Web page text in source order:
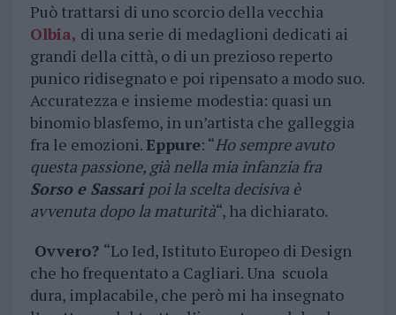
Può trattarsi di uno scorcio della vecchia
Olbia, di una serie di medaglioni dedicati ai
grandi della città, o di un prezioso reperto
punico ridisegnato e poi ripensato a modo suo.
Accuratezza e insieme modestia: quasi un
binomio blasfemo, in un’artista che galleggia
fra le emozioni.Eppure: “Ho sempre avuto
questa passione, già nella mia infanzia fra
Sorso e Sassari poi la scelta decisiva è
avvenuta dopo la maturità“, ha dichiarato.
Ovvero? “Lo Ied, Istituto Europeo di Design
che ho frequentato a Cagliari. Una scuola
dura, implacabile, che però mi ha insegnato